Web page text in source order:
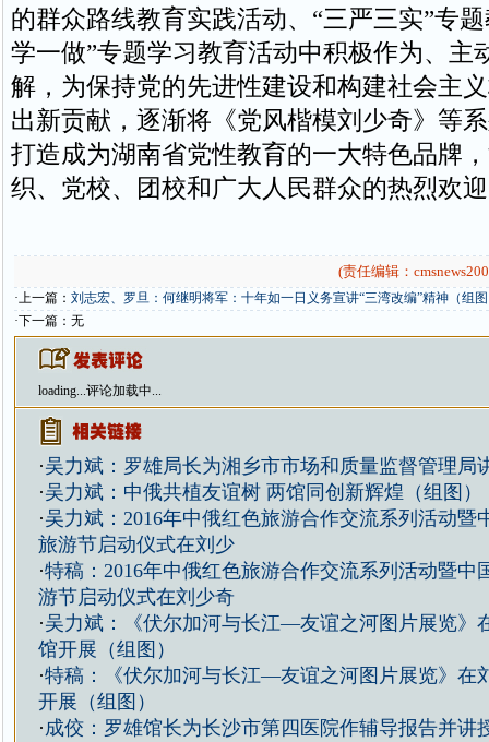
的群众路线教育实践活动、“三严三实”专
学一做”专题学习教育活动中积极作为、主
解，为保持党的先进性建设和构建社会主
出新贡献，逐渐将《党风楷模刘少奇》等
打造成为湖南省党性教育的一大特色品牌
织、党校、团校和广大人民群众的热烈欢
(责任编辑：
·上一篇： 刘志宏、罗旦：何继明将军：十年如一日义务宣讲“三湾改编”精神（组
·下一篇：无
loading...评论加载中...
·吴力斌：罗雄局长为湘乡市市场和质量监督管理局
·吴力斌：中俄共植友谊树 两馆同创新辉煌（组图）
·吴力斌：2016年中俄红色旅游合作交流系列活动暨
旅游节启动仪式在刘少
·特稿：2016年中俄红色旅游合作交流系列活动暨中
游节启动仪式在刘少奇
·吴力斌：《伏尔加河与长江—友谊之河图片展览》
馆开展（组图）
·特稿：《伏尔加河与长江—友谊之河图片展览》在
开展（组图）
·成佼：罗雄馆长为长沙市第四医院作辅导报告并讲